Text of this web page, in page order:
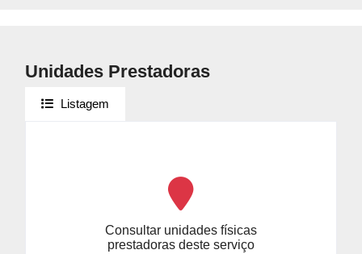
Unidades Prestadoras
Listagem
Consultar unidades físicas
prestadoras deste serviço